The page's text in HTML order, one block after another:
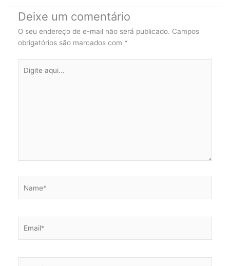
Deixe um comentário
O seu endereço de e-mail não será publicado. Campos
obrigatórios são marcados com *
aqui...